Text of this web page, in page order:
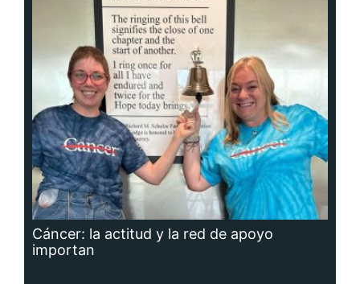
Cáncer: la actitud y la red de apoyo
importan